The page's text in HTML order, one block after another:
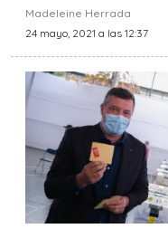
Madeleine Herrada
24 mayo, 2021 a las 12:37